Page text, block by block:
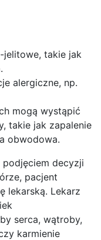
jelitowe, takie jak
alergiczne, np.
mogą wystąpić
takie jak zapalenie
obwodowa.
decyzji
pacjent
lekarską. Lekarz
serca, wątroby,
karmienie